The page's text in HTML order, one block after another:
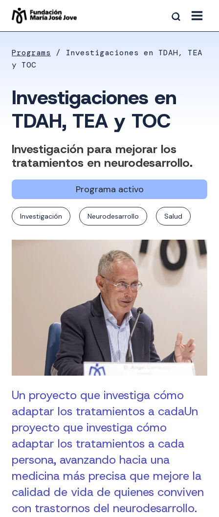
Skip
content
Programs
Investigaciones en TDAH, TEA
y TOC
Investigaciones en
TDAH, TEA y TOC
Investigación para mejorar los
tratamientos en neurodesarrollo.
Programa activo
Investigación Neurodesarrollo Salud
Un proyecto que investiga cómo
adaptar los tratamientos a cadaUn
proyecto que investiga cómo
adaptar los tratamientos a cada
persona, avanzando hacia una
medicina más precisa que mejore la
calidad de vida de quienes conviven
con trastornos del neurodesarrollo.